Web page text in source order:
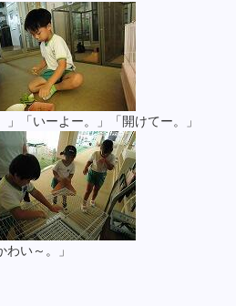
」「いーよー。」「開けてー。」
わい～。」